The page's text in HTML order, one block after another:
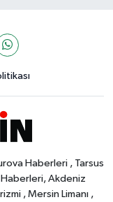
Haberleri , Tarsus
Akdeniz
, Mersin Limanı ,